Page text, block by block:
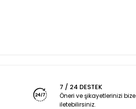
7 / 24 DESTEK
Öneri ve şikayetlerinizi bize
iletebilirsiniz.